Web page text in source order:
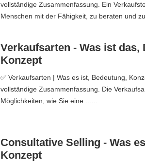
vollständige Zusammenfassung. Ein
Menschen mit der Fähigkeit, zu beraten und
Verkaufsarten - Was ist das,
Konzept
✅ Verkaufsarten | Was es ist, Bedeutung,
vollständige Zusammenfassung. Die
Möglichkeiten, wie Sie eine ...…
Consultative Selling - Was
Konzept